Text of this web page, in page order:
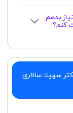
بدهم
کنم؟
سهیلا سالاری